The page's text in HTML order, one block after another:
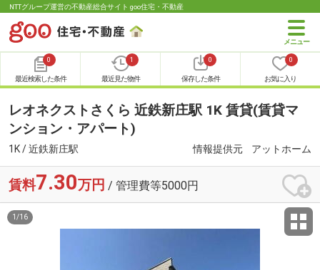
NTTグループ運営の不動産総合サイト goo住宅・不動産
0
最近検索した条件
1
最近見た物件
0
保存した条件
0
お気に入り
レオネクストさくら 近鉄新庄駅 1K 賃貸(賃貸マ
ンション・アパート)
1K / 近鉄新庄駅 情報提供元 アットホーム
賃料7.30万円 / 管理費等5000円
1 /16